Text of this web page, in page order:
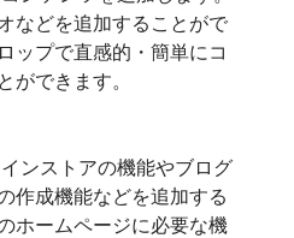
などを追加することがで
ップで直感的・簡単にコ
ができます。
作成機能などを追加する
ホームページに必要な機